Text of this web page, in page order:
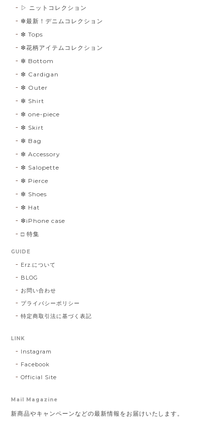
▷ ニットコレクション
❇︎最新！デニムコレクション
❇︎ Tops
❇︎花柄アイテムコレクション
❇︎ Bottom
❇︎ Cardigan
❇︎ Outer
❇︎ Shirt
❇︎ one-piece
❇︎ Skirt
❇︎ Bag
❇︎ Accessory
❇︎ Salopette
❇︎ Pierce
❇︎ Shoes
❇︎ Hat
❇︎iPhone case
□ 特集
GUIDE
Erz.について
BLOG
お問い合わせ
プライバシーポリシー
特定商取引法に基づく表記
LINK
Instagram
Facebook
Official Site
Mail Magazine
新商品やキャンペーンなどの最新情報をお届けいたします。